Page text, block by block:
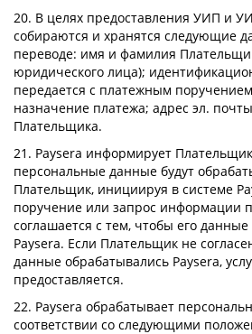
20. В целях предоставления УИП и
собираются и хранятся следующие
переводе: имя и фамилия
юридического лица);
передается с платежным
назначение платежа; адрес эл.
Плательщика.
21. Paysera информирует
персональные данные будут
Плательщик, инициируя в системе
поручение или запрос информации
соглашается с тем, чтобы его
Paysera. Если Плательщик не
данные обрабатывались Paysera,
предоставляется.
22. Paysera обрабатывает
соответствии со следующими